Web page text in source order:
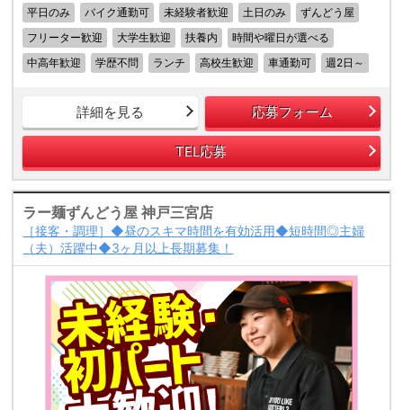
平日のみ バイク通勤可 未経験者歓迎 土日のみ
ずんどう屋
フリーター歓迎
大学生歓迎 扶養内
時間や曜日が選べる
中高年歓迎
学歴不問 ランチ 高校生歓迎 車通勤可 週2日～
詳細を見る 応募フォーム
TEL応募
ラー麺ずんどう屋 神戸三宮店
［接客・調理］◆昼のスキマ時間を有効活用◆短時間◎主婦
（夫）活躍中◆3ヶ月以上長期募集！